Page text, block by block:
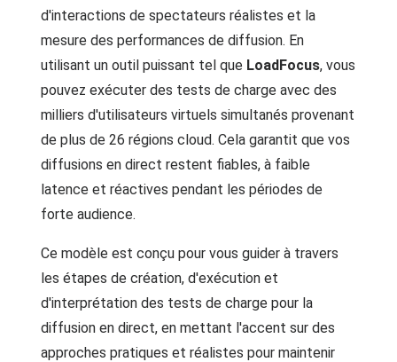
d'interactions de spectateurs réalistes et la
mesure des performances de diffusion. En
utilisant un outil puissant tel que LoadFocus, vous
pouvez exécuter des tests de charge avec des
milliers d'utilisateurs virtuels simultanés provenant
de plus de 26 régions cloud. Cela garantit que vos
diffusions en direct restent fiables, à faible
latence et réactives pendant les périodes de
forte audience.
Ce modèle est conçu pour vous guider à travers
les étapes de création, d'exécution et
d'interprétation des tests de charge pour la
diffusion en direct, en mettant l'accent sur des
approches pratiques et réalistes pour maintenir